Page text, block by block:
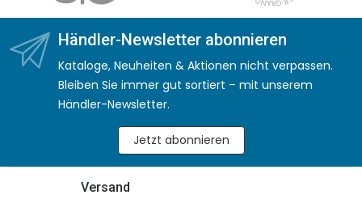
Händler-Newsletter abonnieren
Kataloge, Neuheiten & Aktionen nicht verpassen.
Bleiben Sie immer gut sortiert – mit unserem
Händler-Newsletter.
Jetzt abonnieren
Versand